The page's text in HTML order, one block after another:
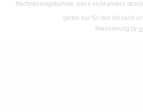
Nachnahmegebühren, wenn nicht anders
gelten nur für den Versand
Realisierung by